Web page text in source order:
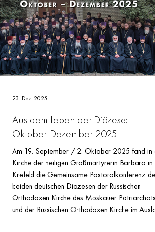
Aus dem Leben der Diözese:
Oktober-Dezember 2025
Am 19. September / 2. Oktober 2025 fand in
Kirche der heiligen Großmärtyrerin Barbara in
Krefeld die Gemeinsame Pastoralkonferenz der
beiden deutschen Diözesen der Russischen
Orthodoxen Kirche des Moskauer Patriarchats
und der Russischen Orthodoxen Kirche im
23. Dez. 2025